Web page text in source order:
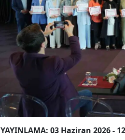
YAYINLAMA: 03 Haziran 2026 -